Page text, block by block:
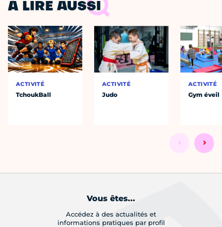
À LIRE AUSSI
ACTIVITÉ
TchoukBall
ACTIVITÉ
Judo
ACTIVITÉ
Gym éveil
Vous êtes...
Accédez à des actualités et
informations pratiques par profil